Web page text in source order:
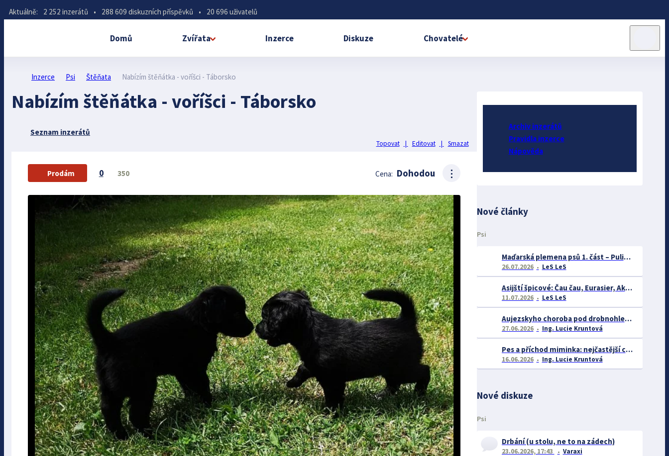
Aktuálně: 2 252 inzerátů • 288 609 diskuzních příspěvků • 20 696 uživatelů
Domů Zvířata Inzerce Diskuze Chovatelé
Inzerce Psi Štěňata Nabízím štěňátka - voříšci - Táborsko
Nabízím štěňátka - voříšci - Táborsko
Seznam inzerátů
Topovat | Editovat | Smazat
Prodám 0 350 Cena: Dohodou ⋮
Archiv inzerátů
Pravidla inzerce
Nápověda
Nové články
Psi
Maďarská plemena psů 1. část – Puli, Komondor
26.07.2026 LeS LeS
Asijští špicové: Čau čau, Eurasier, Akita inu a další
11.07.2026 LeS LeS
Aujezskyho choroba pod drobnohledem: proč se o ní nyní mluví více než dříve
27.06.2026 Ing. Lucie Kruntová
Pes a příchod miminka: nejčastější chyby majitelů a jak se jim vyhnout
16.06.2026 Ing. Lucie Kruntová
Nové diskuze
Psi
Drbání (u stolu, ne to na zádech)
23.06.2026, 17:43 Varaxi